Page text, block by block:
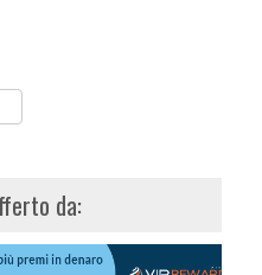
da: